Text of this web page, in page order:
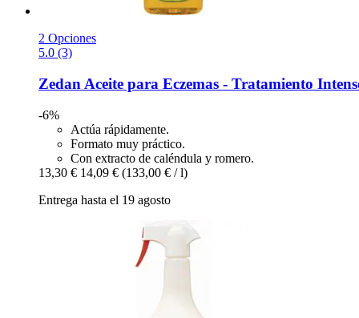
2 Opciones
5.0 (3)
Zedan Aceite para Eczemas -​ Tratamiento
-6%
Actúa rápidamente.
Formato muy práctico.
Con extracto de caléndula y romero.
13,30 € 14,09 € (133,00 € / l)
Entrega hasta el 19 agosto